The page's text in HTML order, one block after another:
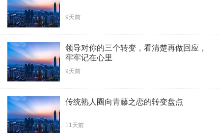
9天前
领导对你的三个转变，看清楚再做回应，
牢牢记在心里
9天前
传统熟人圈向青藤之恋的转变盘点
11天前